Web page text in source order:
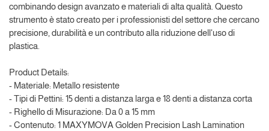
combinando design avanzato e materiali di alta qualità. Questo
strumento è stato creato per i professionisti del settore che cercano
precisione, durabilità e un contributo alla riduzione dell'uso di
plastica.
Product Details:
- Materiale: Metallo resistente
- Tipi di Pettini: 15 denti a distanza larga e 18 denti a distanza corta
- Righello di Misurazione: Da 0 a 15 mm
- Contenuto: 1 MAXYMOVA Golden Precision Lash Lamination